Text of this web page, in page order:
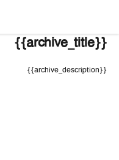
المحتوى
{{archive_title}}
{{archive_description}}